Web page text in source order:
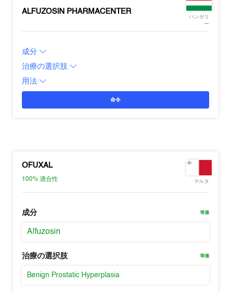
ALFUZOSIN PHARMACENTER
ハンガリ
ー
成分
治療の選択肢
用法
命令
OFUXAL
100%適合性 マルタ
成分 等価
Alfuzosin
治療の選択肢 等価
Benign Prostatic Hyperplasia